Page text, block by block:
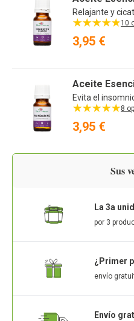
Relajante y
10
3,95 €
Aceite
Evita el
8
3,95 €
Sus
La 3a
por 3
¿Primer
envío
Envío